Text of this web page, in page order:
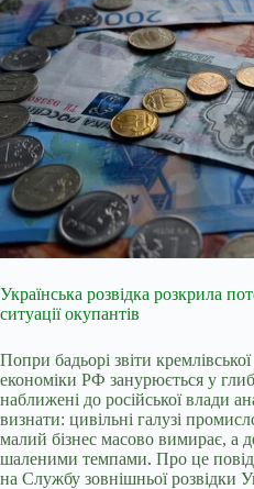
Українська розвідка розкрила
ситуації окупантів
Попри бадьорі звіти
економіки РФ занурюється у
наближені до російської влади
визнати: цивільні галузі
малий бізнес масово вимирає, а
шаленими темпами. Про це
на Службу зовнішньої розвідки